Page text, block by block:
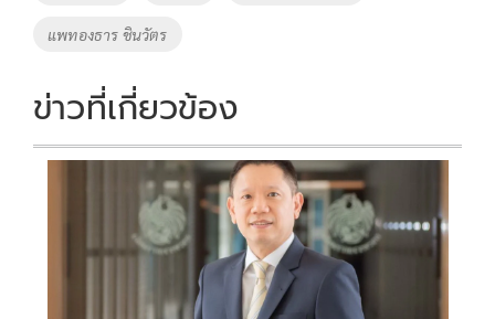
แพทองธาร ชินวัตร
ข่าวที่เกี่ยวข้อง